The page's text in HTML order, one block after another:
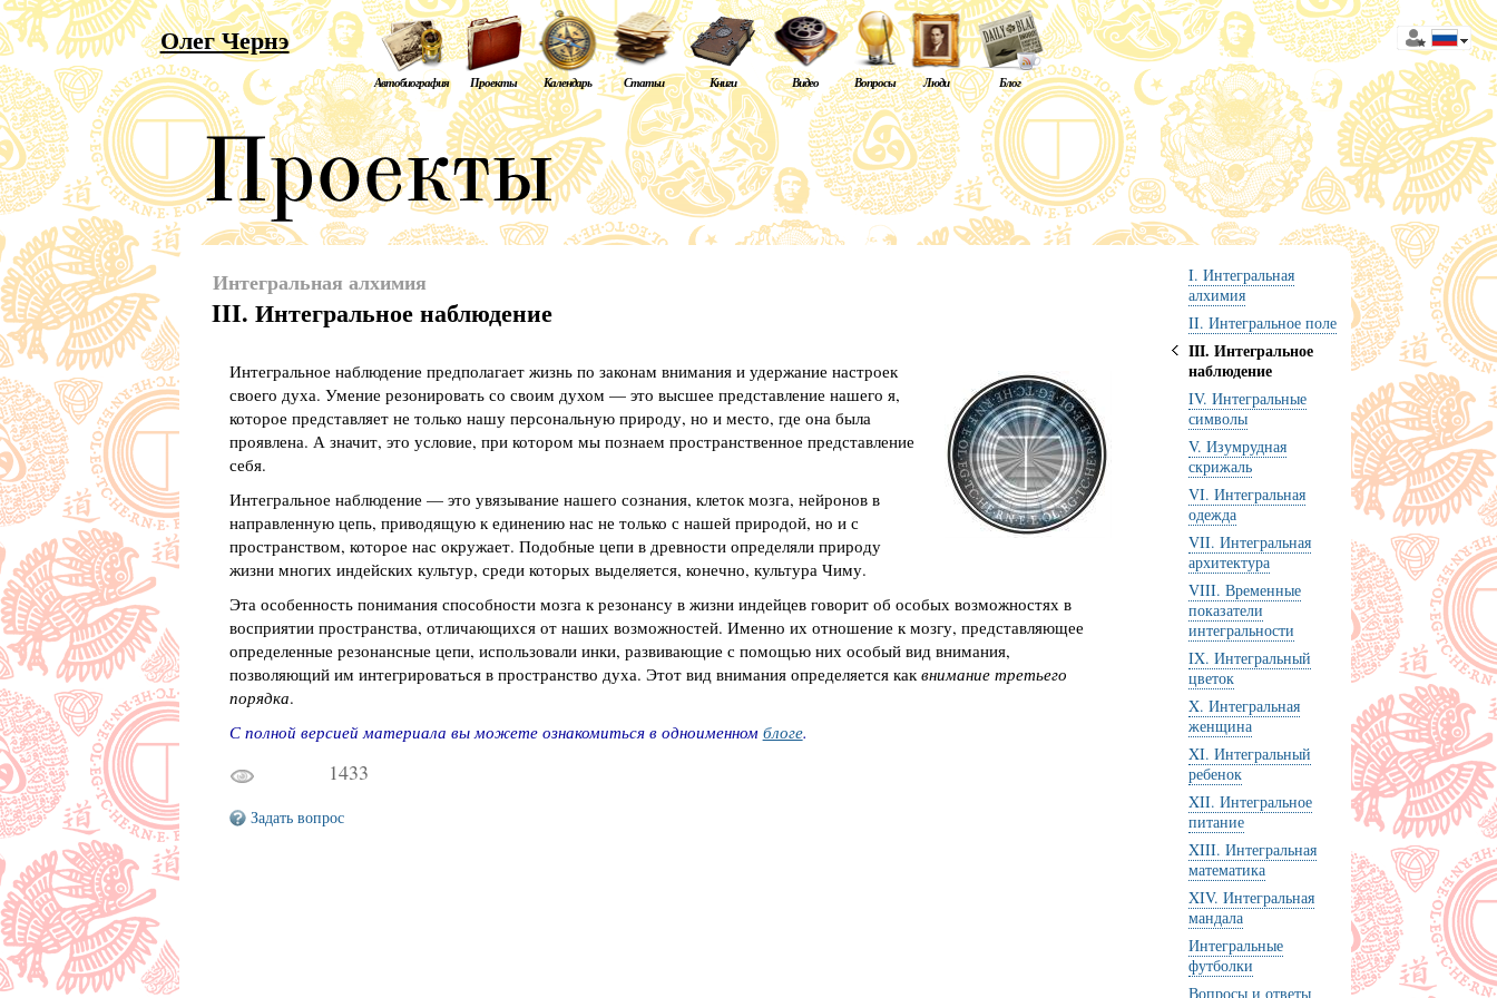
Олег Чернэ
Автобиография Проекты Календарь Статьи Книги Видео Вопросы Люди Блог
I. Интегральная
алхимия
II. Интегральное поле
III. Интегральное
наблюдение
IV. Интегральные
символы
V. Изумрудная
скрижаль
VI. Интегральная
одежда
VII. Интегральная
архитектура
VIII. Временные
показатели
интегральности
IX. Интегральный
цветок
X. Интегральная
женщина
XI. Интегральный
ребенок
XII. Интегральное
питание
XIII. Интегральная
математика
XIV. Интегральная
мандала
Интегральные
футболки
Вопросы и ответы
Интегральная алхимия
III. Интегральное наблюдение
Интегральное наблюдение предполагает жизнь по законам внимания и удержание настроек
своего духа. Умение резонировать со своим духом — это высшее представление нашего я,
которое представляет не только нашу персональную природу, но и место, где она была
проявлена. А значит, это условие, при котором мы познаем пространственное представление
себя.
Интегральное наблюдение — это увязывание нашего сознания, клеток мозга, нейронов в
направленную цепь, приводящую к единению нас не только с нашей природой, но и с
пространством, которое нас окружает. Подобные цепи в древности определяли природу
жизни многих индейских культур, среди которых выделяется, конечно, культура Чиму.
Эта особенность понимания способности мозга к резонансу в жизни индейцев говорит об особых возможностях в
восприятии пространства, отличающихся от наших возможностей. Именно их отношение к мозгу, представляющее
определенные резонансные цепи, использовали инки, развивающие с помощью них особый вид внимания,
позволяющий им интегрироваться в пространство духа. Этот вид внимания определяется каквнимание третьего
порядка.
С полной версией материала вы можете ознакомиться в одноименном блоге.
1433
Задать вопрос